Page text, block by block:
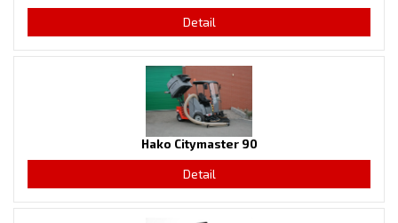
Detail
Hako Citymaster 90
Detail